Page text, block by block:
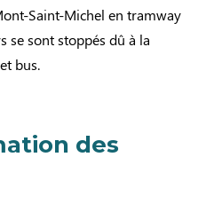
Saint-Michel en tramway
se sont stoppés dû à la
bus.
des